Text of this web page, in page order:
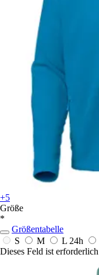
+5
Größe
*
Größentabelle
S
M L 24h
Dieses Feld ist erforderlich